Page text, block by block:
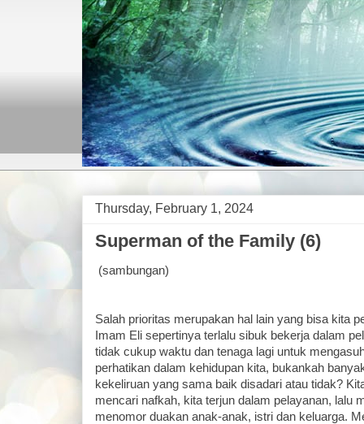
Thursday, February 1, 2024
Superman of the Family (6)
(sambungan)
Salah prioritas merupakan hal lain yang bisa kita
Imam Eli sepertinya terlalu sibuk bekerja dalam
tidak cukup waktu dan tenaga lagi untuk
perhatikan dalam kehidupan kita, bukankah
kekeliruan yang sama baik disadari atau tidak?
mencari nafkah, kita terjun dalam pelayanan, lalu
menomor duakan anak-anak, istri dan keluarga.